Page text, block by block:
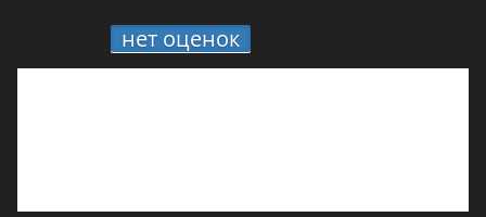
нет оценок